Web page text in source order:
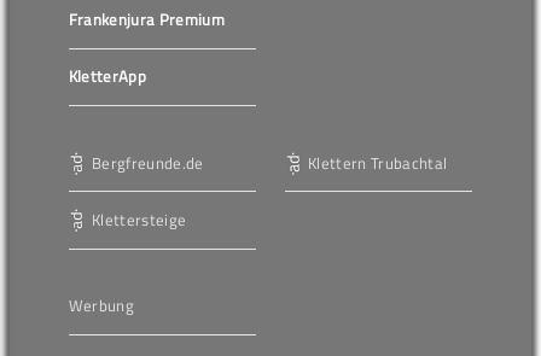
Frankenjura Premium
KletterApp
Bergfreunde.de
Klettersteige
Klettern Trubachtal
Werbung